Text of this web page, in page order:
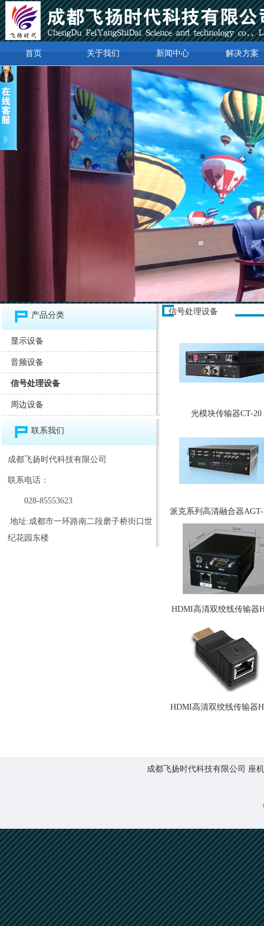
首页 关于我们 新闻中心 解决方案
产品分类
显示设备
音频设备
信号处理设备
周边设备
联系我们
成都飞扬时代科技有限公司
联系电话：
028-85553623
地址:成都市一环路南二段磨子桥街口世
纪花园东楼
信号处理设备
光模块传输器CT-20
派克系列高清融合器AGT-
HDMI高清双绞线传输器
HDMI高清双绞线传输器
成都飞扬时代科技有限公司 座